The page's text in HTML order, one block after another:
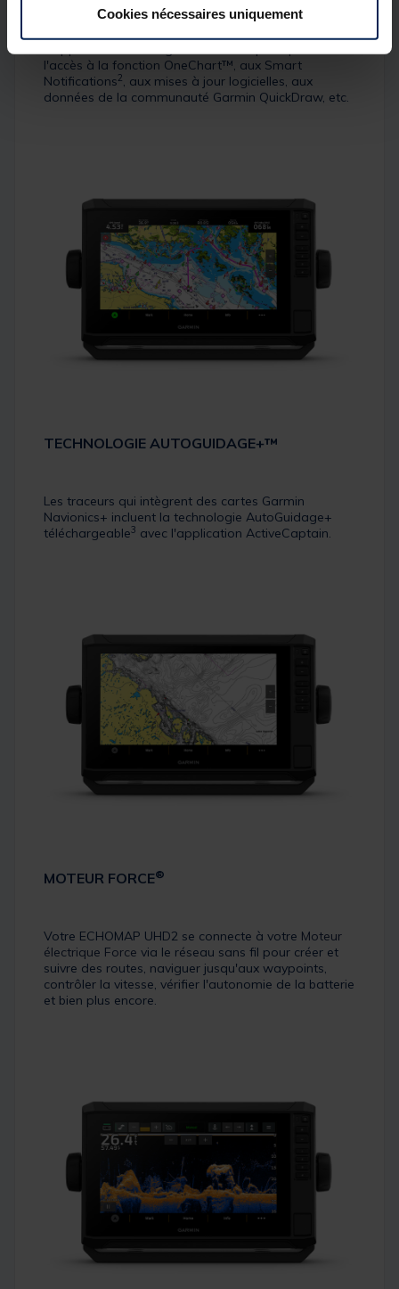
Cookies nécessaires uniquement
l'accès à la fonction OneChart™, aux Smart
Notifications2, aux mises à jour logicielles, aux
données de la communauté Garmin QuickDraw, etc.
TECHNOLOGIE AUTOGUIDAGE+™
Les traceurs qui intègrent des cartes Garmin
Navionics+ incluent la technologie AutoGuidage+
téléchargeable3 avec l'application ActiveCaptain.
MOTEUR FORCE®
Votre ECHOMAP UHD2 se connecte à votre Moteur
électrique Force via le réseau sans fil pour créer et
suivre des routes, naviguer jusqu'aux waypoints,
contrôler la vitesse, vérifier l'autonomie de la batterie
et bien plus encore.